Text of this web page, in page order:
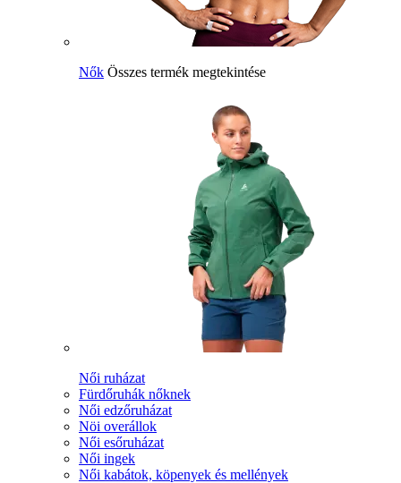
Nők Összes termék megtekintése
Női ruházat
Fürdőruhák nőknek
Női edzőruházat
Nöi overállok
Női esőruházat
Női ingek
Női kabátok, köpenyek és mellények